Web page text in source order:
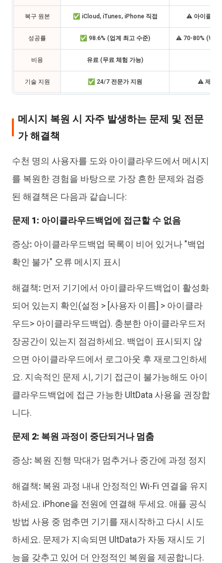
복구 원본 ✅ iCloud, iTunes, iPhone 직접 ⚠️ 아이클라
성공률 ✅ 98.6% (업계 최고 수준) ⚠️ 70-80% (Wi-
비용 유료 (무료 체험 가능)
기술 지원 ✅ 24/7 전문가 지원 ⚠️ 제한
메시지 복원 시 자주 발생하는 문제 및 전문
가 해결책
수천 명의 사용자를 도와 아이클라우드에서 메시지
를 복원한 경험을 바탕으로 가장 흔한 문제와 검증
된 해결책은 다음과 같습니다:
문제 1: 아이클라우드백업에 접근할 수 없음
증상: 아이클라우드백업 목록이 비어 있거나 "백업
확인 불가" 오류 메시지 표시
해결책: 먼저 기기에서 아이클라우드백업이 활성화
되어 있는지 확인(설정 > [사용자 이름] > 아이클라
우드> 아이클라우드백업). 충분한 아이클라우드저
장공간이 있는지 점검하세요. 백업이 표시되지 않
으면 아이클라우드에서 로그아웃 후 재로그인하세
요. 지속적인 문제 시, 기기 접근이 불가능해도 아이
클라우드백업에 접근 가능한 UltData 사용을 권장합
니다.
문제 2: 복원 과정이 중단되거나 멈춤
증상: 복원 진행 막대가 멈추거나 중간에 과정 정지
해결책: 복원 과정 내내 안정적인 Wi-Fi 연결을 유지
하세요. iPhone을 전원에 연결해 두세요. 애플 공식
방법 사용 중 멈추면 기기를 재시작하고 다시 시도
하세요. 문제가 지속되면 UltData가 자동 재시도 기
능을 갖추고 있어 더 안정적인 복원을 제공합니다.